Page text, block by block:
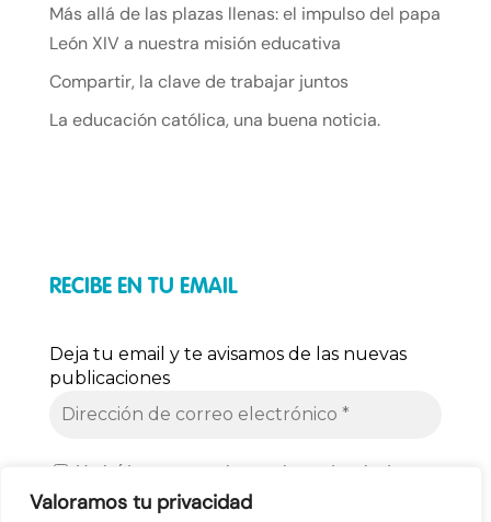
Valoramos tu privacidad
Más allá de las plazas llenas: el impulso del papa
León XIV a nuestra misión educativa
Compartir, la clave de trabajar juntos
La educación católica, una buena noticia.
RECIBE EN TU EMAIL
Deja tu email y te avisamos de las nuevas
publicaciones
He leído y acepto el tratamiento de mis datos
personales según laPolítica de Privacidad